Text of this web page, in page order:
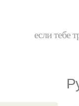
если тебе